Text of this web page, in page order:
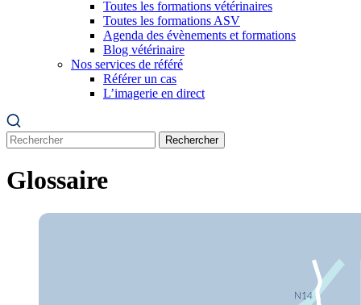
Toutes les formations vétérinaires
Toutes les formations ASV
Agenda des évènements et formations
Blog vétérinaire
Nos services de référé
Référer un cas
L’imagerie en direct
Rechercher
Glossaire